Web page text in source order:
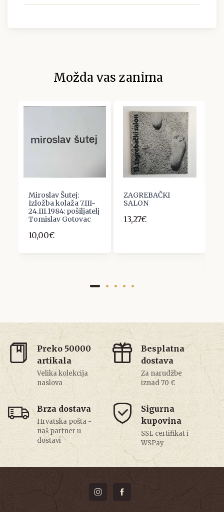
Možda vas zanima
Miroslav Šutej:
Izložba kolaža 7.III-
24.III.1984: pošiljatelj
Tomislav Gotovac
10,00€
ZAGREBAČKI
SALON
13,27€
Preko 50000
artikala
Velika kolekcija
naslova
Besplatna
dostava
Za narudžbe
iznad 70 €
Brza dostava
Hrvatska pošta -
naš partner u
dostavi
Sigurna
kupovina
SSL certifikat i
WSPay